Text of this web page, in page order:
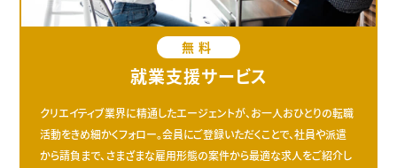
無料
就業支援サービス
クリエイティブ業界に精通したエージェントが、お一人おひとりの転職
活動をきめ細かくフォロー。会員にご登録いただくことで、社員や派遣
から請負まで、さまざまな雇用形態の案件から最適な求人をご紹介し